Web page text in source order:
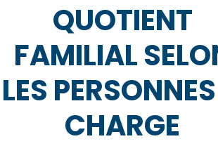
QUOTIENT
FAMILIAL
LES
CHARGE